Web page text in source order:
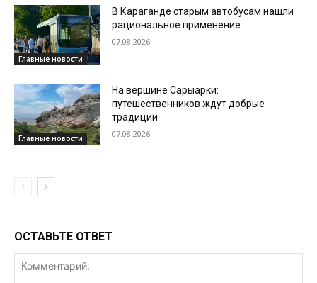
Главные новости
В Караганде старым автобусам нашли
рациональное применение
07.08.2026
Главные новости
На вершине Сарыарки:
путешественников ждут добрые
традиции
07.08.2026
ОСТАВЬТЕ ОТВЕТ